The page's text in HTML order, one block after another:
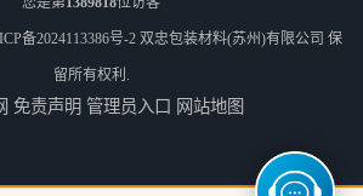
备2024113386号-2 双忠包装材料(苏州)有限公司 保
留所有权利.
免责声明 管理员入口 网站地图